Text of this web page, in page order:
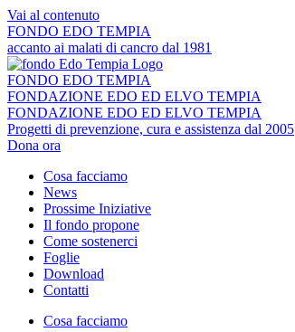
Vai al contenuto
FONDO EDO TEMPIA
accanto ai malati di cancro dal 1981
FONDO EDO TEMPIA
FONDAZIONE EDO ED ELVO TEMPIA
FONDAZIONE EDO ED ELVO TEMPIA
Progetti di prevenzione, cura e assistenza dal 2005
Dona ora
Cosa facciamo
News
Prossime Iniziative
Il fondo propone
Come sostenerci
Foglie
Download
Contatti
Cosa facciamo